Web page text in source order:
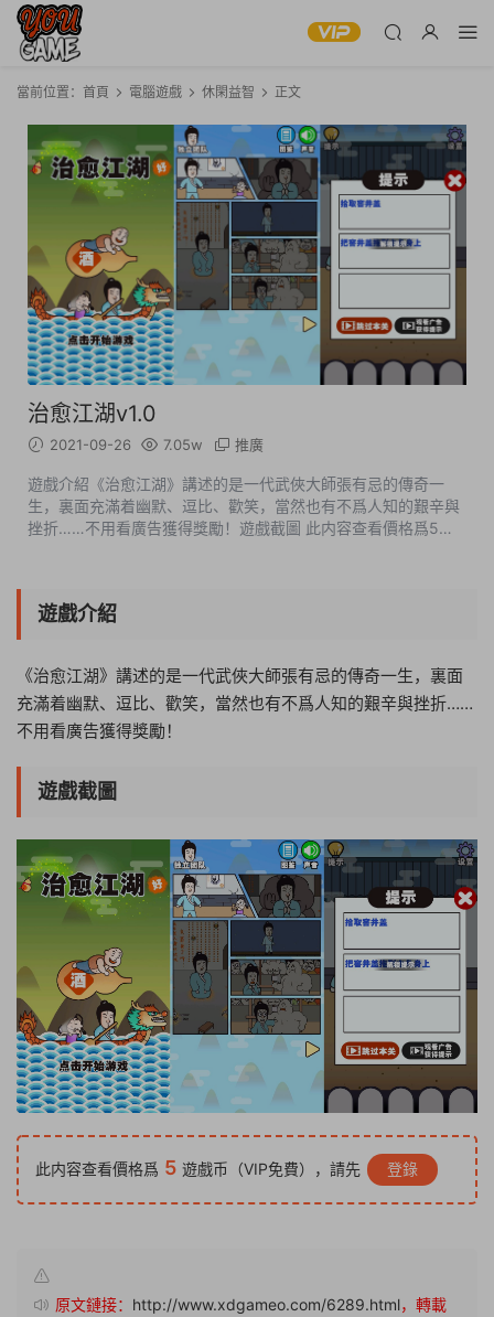
當前位置： 首頁 電腦遊戲 休閑益智 正文
治愈江湖v1.0
2021-09-26 7.05w 推廣
遊戲介紹《治愈江湖》講述的是一代武俠大師張有忌的傳奇一
生，裏面充滿着幽默、逗比、歡笑，當然也有不爲人知的艱辛與
挫折……不用看廣告獲得獎勵！遊戲截圖 此内容查看價格爲5遊
遊戲介紹
《治愈江湖》講述的是一代武俠大師張有忌的傳奇一生，裏面
充滿着幽默、逗比、歡笑，當然也有不爲人知的艱辛與挫折……
不用看廣告獲得獎勵！
遊戲截圖
此内容查看價格爲 5 遊戲币（VIP免費），請先 登錄
原文鏈接： http://www.xdgameo.com/6289.html，轉載